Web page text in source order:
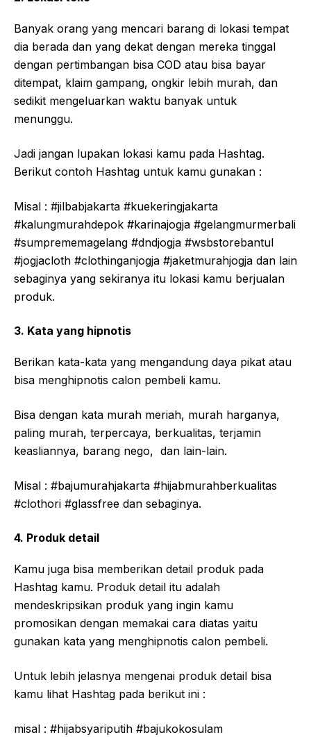
Banyak orang yang mencari barang di lokasi tempat
dia berada dan yang dekat dengan mereka tinggal
dengan pertimbangan bisa COD atau bisa bayar
ditempat, klaim gampang, ongkir lebih murah, dan
sedikit mengeluarkan waktu banyak untuk
menunggu.
Jadi jangan lupakan lokasi kamu pada Hashtag.
Berikut contoh Hashtag untuk kamu gunakan :
Misal : #jilbabjakarta #kuekeringjakarta
#kalungmurahdepok #karinajogja #gelangmurmerbali
#sumprememagelang #dndjogja #wsbstorebantul
#jogjacloth #clothinganjogja #jaketmurahjogja dan lain
sebaginya yang sekiranya itu lokasi kamu berjualan
produk.
3. Kata yang hipnotis
Berikan kata-kata yang mengandung daya pikat atau
bisa menghipnotis calon pembeli kamu.
Bisa dengan kata murah meriah, murah harganya,
paling murah, terpercaya, berkualitas, terjamin
keasliannya, barang nego, dan lain-lain.
Misal : #bajumurahjakarta #hijabmurahberkualitas
#clothori #glassfree dan sebaginya.
4. Produk detail
Kamu juga bisa memberikan detail produk pada
Hashtag kamu. Produk detail itu adalah
mendeskripsikan produk yang ingin kamu
promosikan dengan memakai cara diatas yaitu
gunakan kata yang menghipnotis calon pembeli.
Untuk lebih jelasnya mengenai produk detail bisa
kamu lihat Hashtag pada berikut ini :
misal : #hijabsyariputih #bajukokosulam